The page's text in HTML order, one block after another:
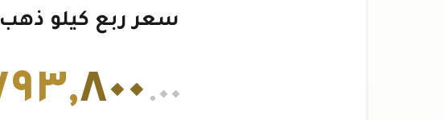
سعر ربع كيلو ذهب
,٨٠٠ .٠٠